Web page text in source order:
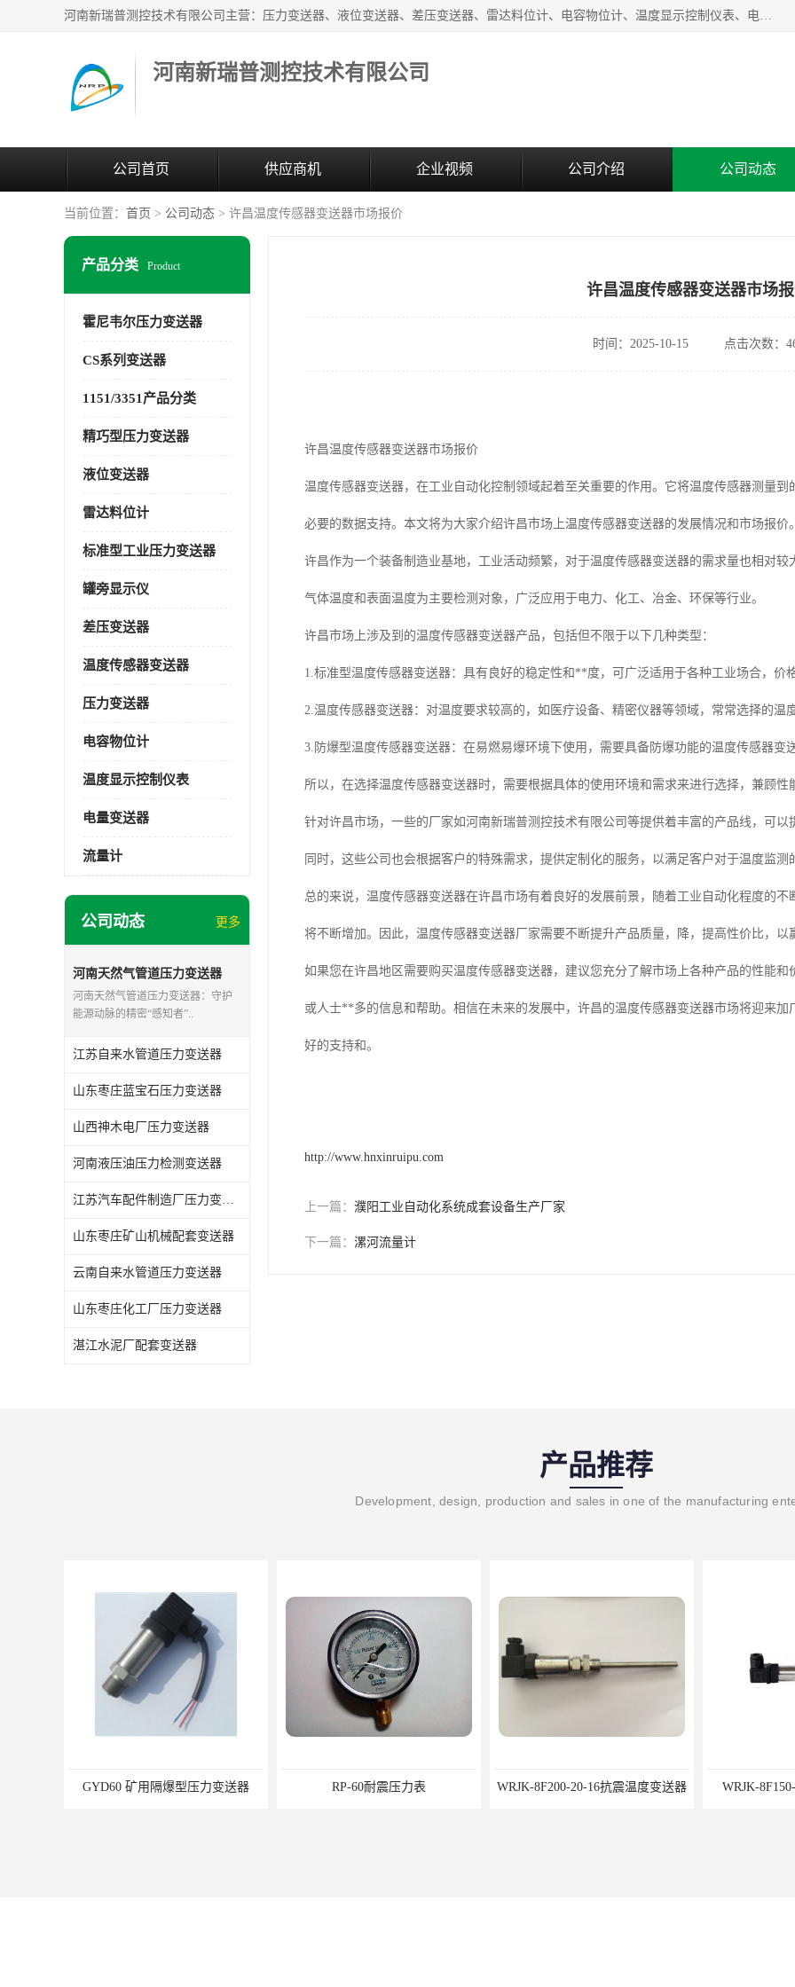
河南新瑞普测控技术有限公司主营：压力变送器、液位变送器、差压变送器、雷达料位计、电容物位计、温度显示控制仪表、电量变送器、流量计、工业自动化系统成套设备。
河南新瑞普测控技术有限公司
公司首页 供应商机 企业视频 公司介绍 公司动态
当前位置： 首页 > 公司动态 > 许昌温度传感器变送器市场报价
产品分类 Product
霍尼韦尔压力变送器
CS系列变送器
1151/3351产品分类
精巧型压力变送器
液位变送器
雷达料位计
标准型工业压力变送器
罐旁显示仪
差压变送器
温度传感器变送器
压力变送器
电容物位计
温度显示控制仪表
电量变送器
流量计
公司动态 更多
河南天然气管道压力变送器
河南天然气管道压力变送器：守护
能源动脉的精密“感知者”..
江苏自来水管道压力变送器
山东枣庄蓝宝石压力变送器
山西神木电厂压力变送器
河南液压油压力检测变送器
江苏汽车配件制造厂压力变送器
山东枣庄矿山机械配套变送器
云南自来水管道压力变送器
山东枣庄化工厂压力变送器
湛江水泥厂配套变送器
许昌温度传感器变送器市场
时间：2025-10-15 点击次数：
许昌温度传感器变送器市场报价
温度传感器变送器，在工业自动化控制领域起着至关重要的作用。它将温度传感器测量
必要的数据支持。本文将为大家介绍许昌市场上温度传感器变送器的发展情况和市场报价。
许昌作为一个装备制造业基地，工业活动频繁，对于温度传感器变送器的需求量也相对较
气体温度和表面温度为主要检测对象，广泛应用于电力、化工、冶金、环保等行业。
许昌市场上涉及到的温度传感器变送器产品，包括但不限于以下几种类型：
1.标准型温度传感器变送器：具有良好的稳定性和**度，可广泛适用于各种工业场合，价
2.温度传感器变送器：对温度要求较高的，如医疗设备、精密仪器等领域，常常选择的温
3.防爆型温度传感器变送器：在易燃易爆环境下使用，需要具备防爆功能的温度传感器变
所以，在选择温度传感器变送器时，需要根据具体的使用环境和需求来进行选择，兼顾性
针对许昌市场，一些的厂家如河南新瑞普测控技术有限公司等提供着丰富的产品线，可以
同时，这些公司也会根据客户的特殊需求，提供定制化的服务，以满足客户对于温度监测
总的来说，温度传感器变送器在许昌市场有着良好的发展前景，随着工业自动化程度的
将不断增加。因此，温度传感器变送器厂家需要不断提升产品质量，降，提高性价比，以
如果您在许昌地区需要购买温度传感器变送器，建议您充分了解市场上各种产品的性能
或人士**多的信息和帮助。相信在未来的发展中，许昌的温度传感器变送器市场将迎来
好的支持和。
http://www.hnxinruipu.com
上一篇： 濮阳工业自动化系统成套设备生产厂家
下一篇： 漯河流量计
产品推荐
Development, design, production and sales in one of the manufacturing
GYD60 矿用隔爆型压力变送器 RP-60耐震压力表 WRJK-8F200-20-16抗震温度变送器 WRJK-8F150-